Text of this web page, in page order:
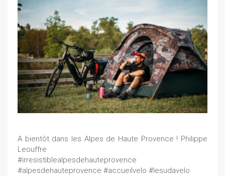
A bientôt dans les Alpes de Haute Provence ! Philippe
Leouffre
#irresistiblealpesdehauteprovence
#alpesdehauteprovence #accueilvelo #lesudavelo